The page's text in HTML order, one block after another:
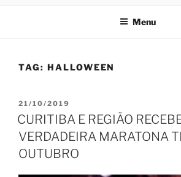
Menu
TAG: HALLOWEEN
PUBLICADO
EM
21/10/2019
CURITIBA E REGIÃO
VERDADEIRA MARATONA
OUTUBRO